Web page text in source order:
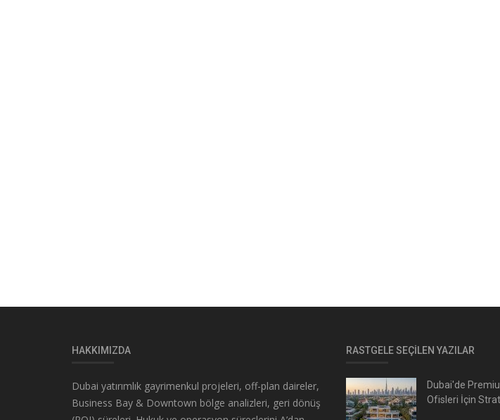
HAKKIMIZDA
Dubai yatırımlık gayrimenkul projeleri, off-plan daireler,
Business Bay & Downtown bölge analizleri, geri dönüş
RASTGELE SEÇILEN YAZILAR
Dubai'de
Ofisleri İçin